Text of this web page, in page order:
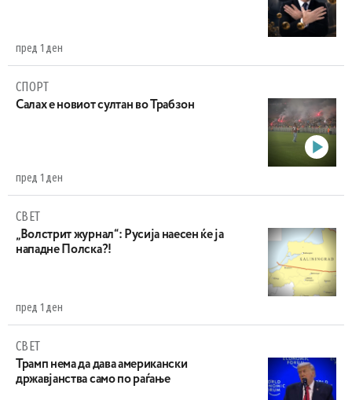
пред 1 ден
СПОРТ
Салах е новиот султан во Трабзон
пред 1 ден
СВЕТ
„Волстрит журнал“: Русија наесен ќе ја
нападне Полска?!
пред 1 ден
СВЕТ
Трамп нема да дава американски
државјанства само по раѓање